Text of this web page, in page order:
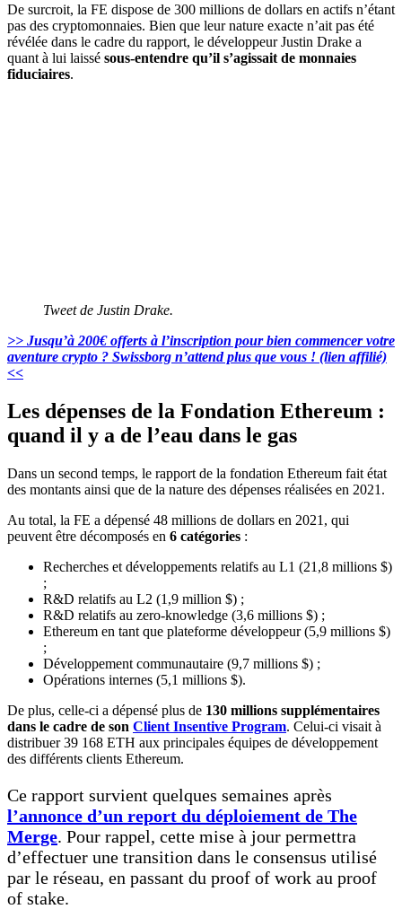
De surcroit, la FE dispose de 300 millions de dollars en actifs n’étant
pas des cryptomonnaies. Bien que leur nature exacte n’ait pas été
révélée dans le cadre du rapport, le développeur Justin Drake a
quant à lui laissé sous-entendre qu’il s’agissait de monnaies
fiduciaires.
Tweet de Justin Drake.
>> Jusqu’à 200€ offerts à l’inscription pour bien commencer votre
aventure crypto ? Swissborg n’attend plus que vous ! (lien affilié)
<<
Les dépenses de la Fondation Ethereum :
quand il y a de l’eau dans le gas
Dans un second temps, le rapport de la fondation Ethereum fait état
des montants ainsi que de la nature des dépenses réalisées en 2021.
Au total, la FE a dépensé 48 millions de dollars en 2021, qui
peuvent être décomposés en 6 catégories :
Recherches et développements relatifs au L1 (21,8 millions $)
;
R&D relatifs au L2 (1,9 million $) ;
R&D relatifs au zero-knowledge (3,6 millions $) ;
Ethereum en tant que plateforme développeur (5,9 millions $)
;
Développement communautaire (9,7 millions $) ;
Opérations internes (5,1 millions $).
De plus, celle-ci a dépensé plus de 130 millions supplémentaires
dans le cadre de son Client Insentive Program. Celui-ci visait à
distribuer 39 168 ETH aux principales équipes de développement
des différents clients Ethereum.
Ce rapport survient quelques semaines après
l’annonce d’un report du déploiement de The
Merge. Pour rappel, cette mise à jour permettra
d’effectuer une transition dans le consensus utilisé
par le réseau, en passant du proof of work au proof
of stake.